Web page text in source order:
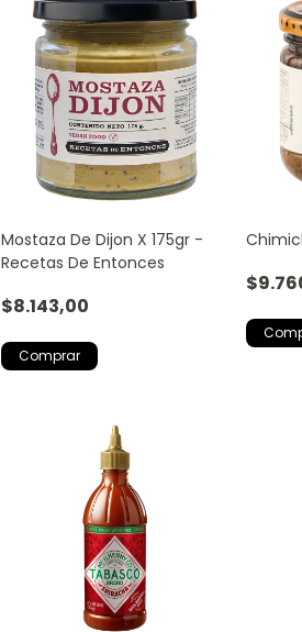
Mostaza De Dijon X 175gr -
Recetas De Entonces
$8.143,00